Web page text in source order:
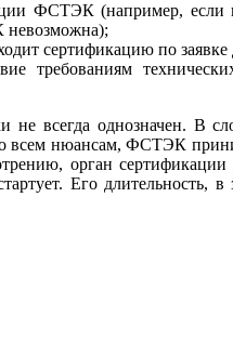
ФСТЭК (например, если
невозможна);
сертификацию по
требованиям
не всегда однозначен.
всем нюансам, ФСТЭК
орган сертификации
Его длительность,